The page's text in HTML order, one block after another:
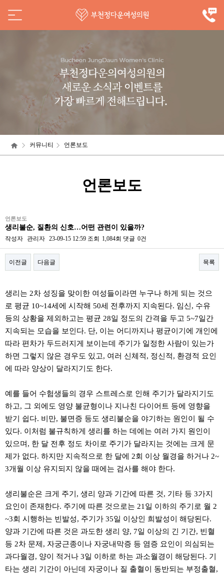
커뮤니티 언론보도
언론보도
언론보도
생리불순, 질환의 신호…어떤 관련이 있을까?
작성자 관리자 23-09-15 12:59 조회 1,084회 댓글 0건
이전글 다음글 목록
생리는 2차 성징을 맞이한 여성들이라면 누구나 하게 되는 것으
로 평균 10~14세에 시작해 50세 전후까지 지속된다. 임신, 수유
등의 상황을 제외하고는 평균 28일 정도의 간격을 두고 5~7일간
지속되는 모습을 보인다. 단, 이는 어디까지나 평균이기에 개인에
따라 편차가 두드러지게 보이는데 주기가 일정한 사람이 있는가
하면 그렇지 않은 경우도 있고, 여러 신체적, 정신적, 환경적 요인
에 따라 양상이 달라지기도 한다.
예를 들어 수험생들의 경우 스트레스로 인해 주기가 달라지기도
하고, 그 외에도 영양 불균형이나 지나친 다이어트 등에 영향을
받기 쉽다. 비만, 불면증 등도 생리불순을 야기하는 원인이 될 수
있다. 이처럼 불규칙하게 생리를 하는 데에는 여러 가지 원인이
있으며, 한 달 전후 정도 차이로 주기가 달라지는 것에는 크게 문
제가 없다. 하지만 지속적으로 한 달에 2회 이상 월경을 하거나 2~
3개월 이상 유지되지 않을 때에는 검사를 해야 한다.
생리불순은 크게 주기, 생리 양과 기간에 따른 것, 기타 등 3가지
요인이 존재한다. 주기에 따른 것으로는 21일 이하의 주기로 월 2
~3회 시행하는 빈발성, 주기가 35일 이상인 희발성이 해당된다.
양과 기간에 따른 것은 과도한 생리 양, 7일 이상의 긴 기간, 빈혈
등 2차 문제, 자궁근종이나 자궁내막증 등 염증 요인이 의심되는
과다월경, 양이 적거나 3일 이하로 하는 과소월경이 해당된다. 기
타는 생리 기간이 아닌데 자궁이나 질 출혈이 동반되는 부정출혈,